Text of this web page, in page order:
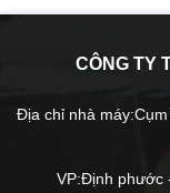
CÔNG TY
Địa chỉ nhà
VP:Định phước